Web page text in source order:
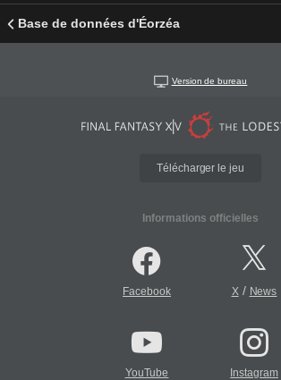
Base de données d'Éorzéa
Version de bureau
Télécharger le jeu
Informations officielles
Facebook X/ News
YouTube Instagram